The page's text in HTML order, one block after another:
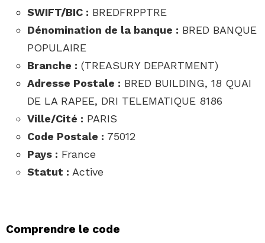
SWIFT/BIC : BREDFRPPTRE
Dénomination de la banque : BRED BANQUE
POPULAIRE
Branche : (TREASURY DEPARTMENT)
Adresse Postale : BRED BUILDING, 18 QUAI
DE LA RAPEE, DRI TELEMATIQUE 8186
Ville/Cité : PARIS
Code Postale : 75012
Pays : France
Statut : Active
Comprendre le code